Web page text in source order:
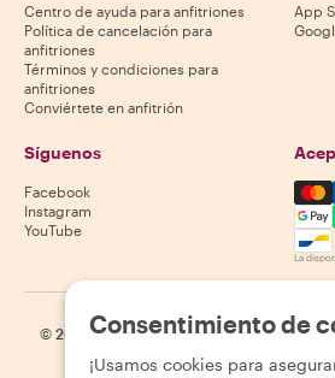
Centro de ayuda para anfitriones
Política de cancelación para
anfitriones
Términos y condiciones para
anfitriones
Conviértete en anfitrión
App
Síguenos
Facebook
Instagram
YouTube
La
© 2026 Withlocals.com | Política de
Consentimiento de
¡Usamos cookies para